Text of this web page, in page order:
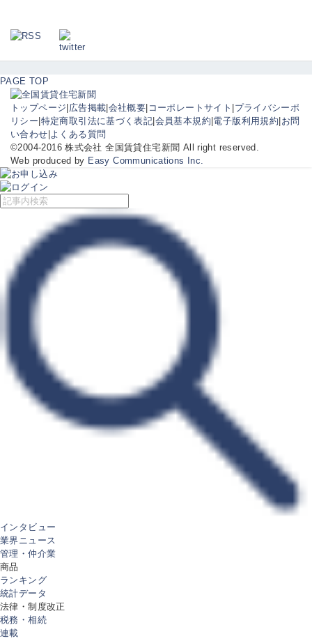
PAGE TOP
トップページ 広告掲載 会社概要 コーポレートサイト プライバシーポ
リシー 特定商取引法に基づく表記 会員基本規約 電子版利用規約 お問
い合わせ よくある質問
©2004-2016 株式会社 全国賃貸住宅新聞 All right reserved.
Web produced by Easy Communications Inc.
インタビュー
業界ニュース
管理・仲介業
商品
ランキング
統計データ
法律・制度改正
税務・相続
連載